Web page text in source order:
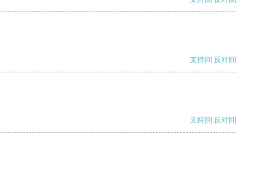
支持[0] 反对[0]
支持[0] 反对[0]